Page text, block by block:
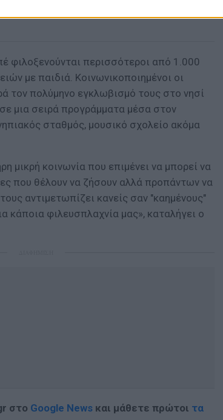
φιλοξενούνται περισσότεροι από 1.000
με παιδιά. Κοινωνικοποιημένοι οι
τον πολύμηνο εγκλωβισμό τους στο νησί
μια σειρά προγράμματα μέσα στον
σταθμός, μουσικό σχολείο ακόμα
μικρή κοινωνία που επιμένει να μπορεί να
που θέλουν να ζήσουν αλλά προπάντων να
αντιμετωπίζει κανείς σαν "καημένους"
κάποια φιλευσπλαχνία μας», καταλήγει ο
στο Google News και μάθετε πρώτοι τα